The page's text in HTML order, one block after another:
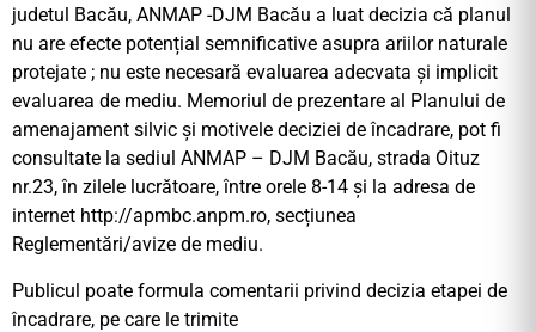
judetul Bacău, ANMAP -DJM Bacău a luat decizia că planul
nu are efecte potențial semnificative asupra ariilor naturale
protejate ; nu este necesară evaluarea adecvata și implicit
evaluarea de mediu. Memoriul de prezentare al Planului de
amenajament silvic și motivele deciziei de încadrare, pot fi
consultate la sediul ANMAP – DJM Bacău, strada Oituz
nr.23, în zilele lucrătoare, între orele 8-14 și la adresa de
internet http://apmbc.anpm.ro, secțiunea
Reglementări/avize de mediu.
Publicul poate formula comentarii privind decizia etapei de
încadrare, pe care le trimite